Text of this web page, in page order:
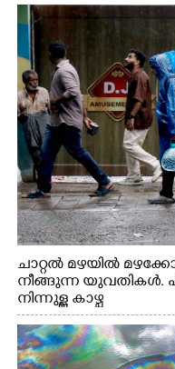
നിന്നുള്ള കാഴ്ച
ചാറ്റൽ മഴയിൽ
നീങ്ങുന്ന യുവതികൾ.
നിന്നുള്ള കാഴ്ച